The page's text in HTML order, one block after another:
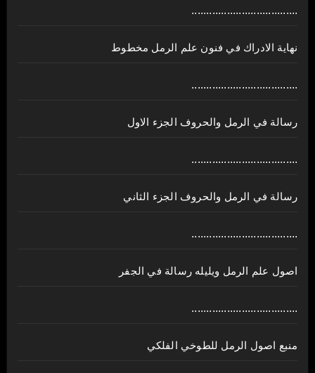
....................................
نهاية الادراك في فنون علم الرمل مخطوط
....................................
رسالة في الرمل والحروف الجزء الاول
....................................
رسالة في الرمل والحروف الجزء الثاني
....................................
اصول علم الرمل ويليله رسالة في الجفر
....................................
منبع اصول الرمل للطوخي الفلكي